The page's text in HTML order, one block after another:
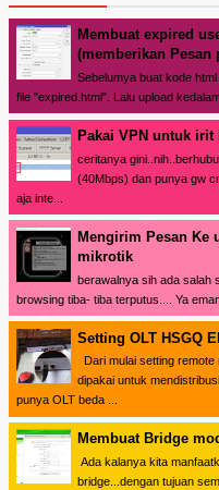
Membuat expired
(memberikan Pesan
Sebelumya buat kode
file "expired.html". Lalu upload
Pakai VPN untuk irit
ceritanya
(40Mbps) dan punya gw
aja inte...
Mengirim Pesan Ke
mikrotik
berawalnya sih ada salah
browsing tiba- tiba terputus.... Ya
Setting OLT HSGQ
Dari mulai setting
dipakai untuk
punya OLT beda ...
Membuat Bridge
Ada kalanya kita
bridge...dengan tujuan